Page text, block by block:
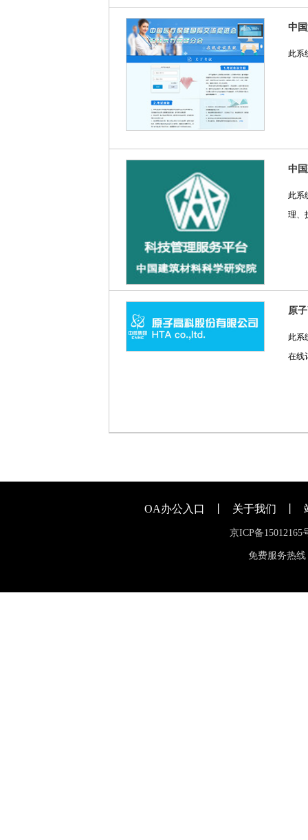
中
此系
中
此系
理、
原
此系
在线
OA办公入口 关于我们
京ICP备15012165
免费服务热线